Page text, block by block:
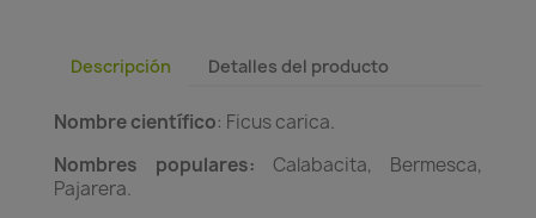
Descripción Detalles del producto
Nombre científico: Ficus carica.
Nombres populares: Calabacita, Bermesca,
Pajarera.